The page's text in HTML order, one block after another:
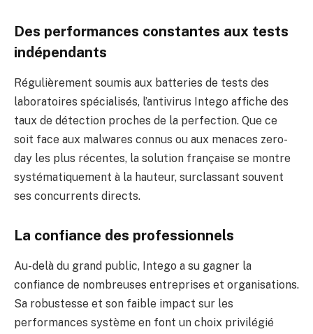
Des performances constantes aux tests
indépendants
Régulièrement soumis aux batteries de tests des
laboratoires spécialisés, l’antivirus Intego affiche des
taux de détection proches de la perfection. Que ce
soit face aux malwares connus ou aux menaces zero-
day les plus récentes, la solution française se montre
systématiquement à la hauteur, surclassant souvent
ses concurrents directs.
La confiance des professionnels
Au-delà du grand public, Intego a su gagner la
confiance de nombreuses entreprises et organisations.
Sa robustesse et son faible impact sur les
performances système en font un choix privilégié